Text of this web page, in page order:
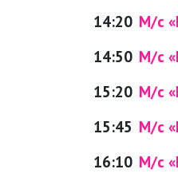
14:20 М/с
14:50 М/с
15:20 М/с
15:45 М/с
16:10 М/с